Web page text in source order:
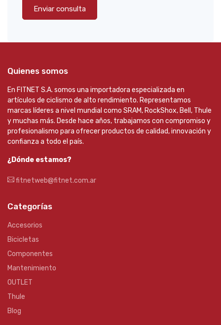
Enviar consulta
Quienes somos
En FITNET S.A. somos una importadora especializada en
artículos de ciclismo de alto rendimiento. Representamos
marcas líderes a nivel mundial como SRAM, RockShox, Bell, Thule
y muchas más. Desde hace años, trabajamos con compromiso y
profesionalismo para ofrecer productos de calidad, innovación y
confianza a todo el país.
¿Dónde estamos?
fitnetweb@fitnet.com.ar
Categorías
Accesorios
Bicicletas
Componentes
Mantenimiento
OUTLET
Thule
Blog